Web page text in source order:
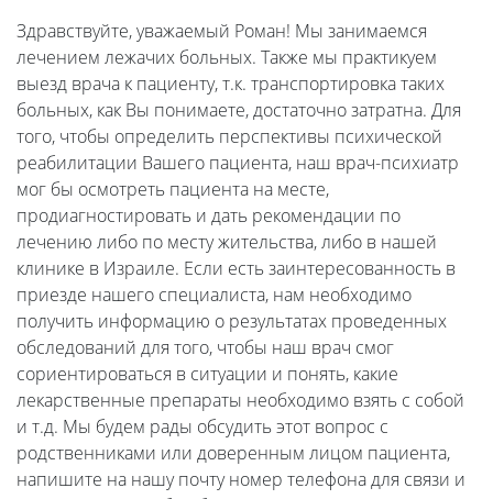
Здравствуйте, уважаемый Роман! Мы занимаемся
лечением лежачих больных. Также мы практикуем
выезд врача к пациенту, т.к. транспортировка таких
больных, как Вы понимаете, достаточно затратна. Для
того, чтобы определить перспективы психической
реабилитации Вашего пациента, наш врач-психиатр
мог бы осмотреть пациента на месте,
продиагностировать и дать рекомендации по
лечению либо по месту жительства, либо в нашей
клинике в Израиле. Если есть заинтересованность в
приезде нашего специалиста, нам необходимо
получить информацию о результатах проведенных
обследований для того, чтобы наш врач смог
сориентироваться в ситуации и понять, какие
лекарственные препараты необходимо взять с собой
и т.д. Мы будем рады обсудить этот вопрос с
родственниками или доверенным лицом пациента,
напишите на нашу почту номер телефона для связи и